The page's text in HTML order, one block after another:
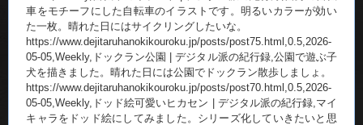
車をモチーフにした自転車のイラストです。明るいカラーが効い
た一枚。晴れた日にはサイクリングしたいな。
https://www.dejitaruhanokikouroku.jp/posts/post75.html,0.5,2026-
05-05,Weekly,ドックラン公園 | デジタル派の紀行録,公園で遊ぶ子
犬を描きました。晴れた日には公園でドックラン散歩しましょ。
https://www.dejitaruhanokikouroku.jp/posts/post70.html,0.5,2026-
05-05,Weekly,ドッド絵可愛いヒカセン | デジタル派の紀行録,マイ
キャラをドッド絵にしてみました。シリーズ化していきたいと思